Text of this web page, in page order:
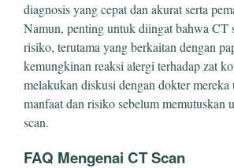
diagnosis yang cepat dan akurat serta
Namun, penting untuk diingat bahwa CT
risiko, terutama yang berkaitan dengan
kemungkinan reaksi alergi terhadap zat
melakukan diskusi dengan dokter
manfaat dan risiko sebelum memutuskan
scan.
FAQ Mengenai CT Scan